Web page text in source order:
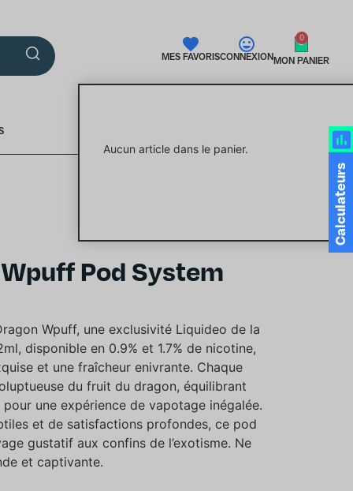
MES FAVORISCONNEXION
Aucun article dans le panier.
0
MON PANIER
Calculateurs
Wpuff Pod System
Wpuff, une exclusivité Liquideo de la
disponible en 0.9% et 1.7% de nicotine,
et une fraîcheur enivrante. Chaque
du fruit du dragon, équilibrant
une expérience de vapotage inégalée.
et de satisfactions profondes, ce pod
gustatif aux confins de l’exotisme. Ne
et captivante.